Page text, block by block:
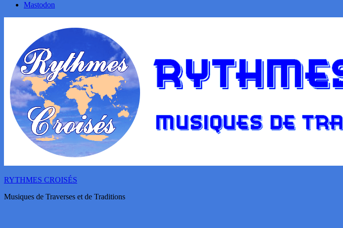
Mastodon
RYTHMES CROISÉS
Musiques de Traverses et de Traditions